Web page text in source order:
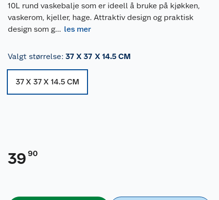
10L rund vaskebalje som er ideell å bruke på kjøkken,
vaskerom, kjeller, hage. Attraktiv design og praktisk
design som g... les mer
Valgt størrelse: 37 X 37 X 14.5 CM
37 X 37 X 14.5 CM
39 90